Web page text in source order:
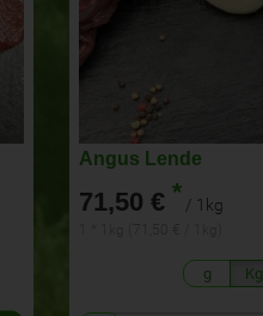
Angus Lende
71,50 € * / 1kg
g Kg